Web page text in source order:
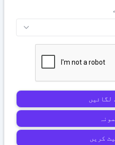
لگائیں
کریں